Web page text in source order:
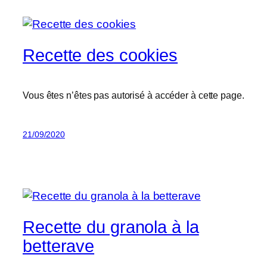
Recette des cookies
Vous êtes n’êtes pas autorisé à accéder à cette page.
21/09/2020
Recette du granola à la
betterave